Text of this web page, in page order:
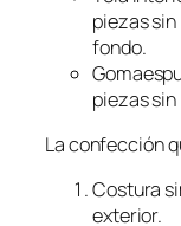
piezas
fondo.
piezas
La confección
Costura
exterior.